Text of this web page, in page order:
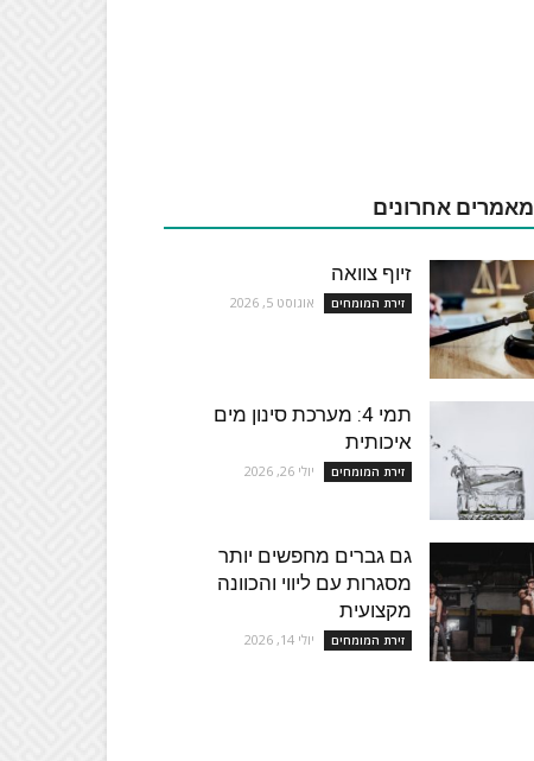
מאמרים אחרונים
זיוף צוואה
זירת המומחים אוגוסט 5, 2026
תמי 4: מערכת סינון מים
איכותית
זירת המומחים יולי 26, 2026
גם גברים מחפשים יותר
מסגרות עם ליווי והכוונה
מקצועית
זירת המומחים יולי 14, 2026